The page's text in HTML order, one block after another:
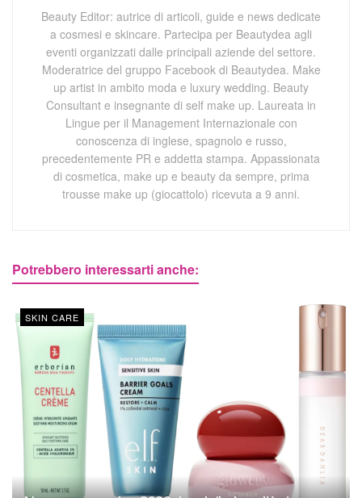
Beauty Editor: autrice di articoli, guide e news dedicate
a cosmesi e skincare. Partecipa per Beautydea agli
eventi organizzati dalle principali aziende del settore.
Moderatrice del gruppo Facebook di Beautydea. Make
up artist in ambito moda e luxury wedding. Beauty
Consultant e insegnante di self make up. Laureata in
Lingue per il Management Internazionale con
conoscenza di inglese, spagnolo e russo,
precedentemente PR e addetta stampa. Appassionata
di cosmetica, make up e beauty da sempre, prima
trousse make up (giocattolo) ricevuta a 9 anni.
Potrebbero interessarti anche:
SKIN CARE